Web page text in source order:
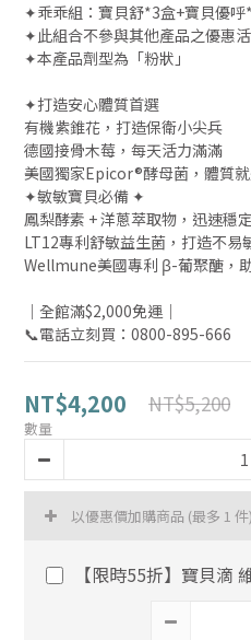
✦乖乖組：寶貝舒*3盒+寶貝優
✦此組合不參與其他產品之優惠
✦本產品劑型為「粉狀」
✦打造安心體質首選
有機紫錐花，打造保衛小尖兵
德國接骨木莓，每天活力滿滿
美國獨家Epicor®酵母菌，體質
✦敏敏寶貝必備 ✦
鳳梨酵素 + 洋蔥萃取物，迅速穩
LT12專利舒敏益生菌，打造不易
Wellmune美國專利 β-葡聚醣，
｜全館滿$2,000免運｜
📞電話立刻買：0800-895-666
NT$4,200 NT$5,200
數量
以優惠價加購商品 (最多 1 件)
【限時55折】寶貝滴